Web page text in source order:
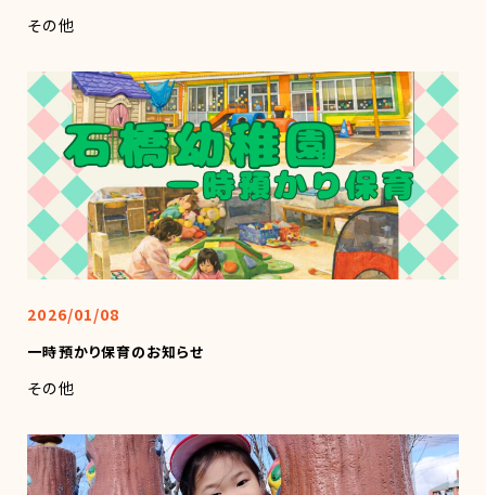
その他
2026/01/08
一時預かり保育のお知らせ
その他